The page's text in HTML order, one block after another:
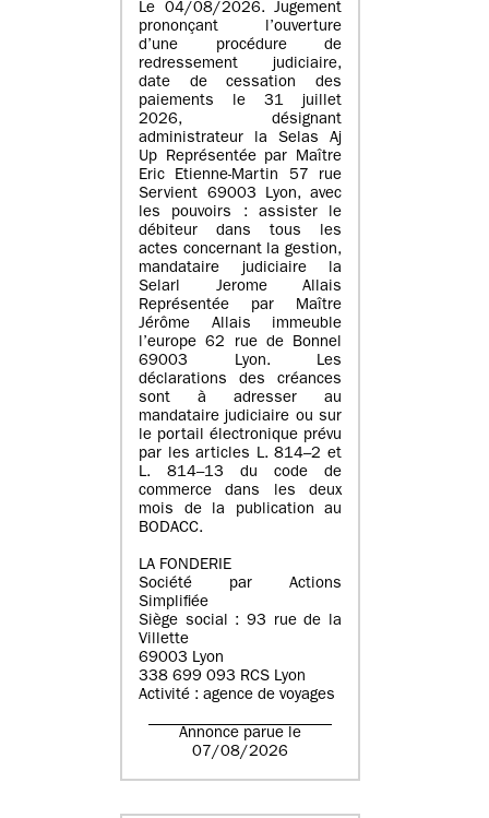
Le 04/08/2026. Jugement
prononçant l’ouverture
d’une procédure de
redressement judiciaire,
date de cessation des
paiements le 31 juillet
2026, désignant
administrateur la Selas Aj
Up Représentée par Maître
Eric Etienne-Martin 57 rue
Servient 69003 Lyon, avec
les pouvoirs : assister le
débiteur dans tous les
actes concernant la gestion,
mandataire judiciaire la
Selarl Jerome Allais
Représentée par Maître
Jérôme Allais immeuble
l’europe 62 rue de Bonnel
69003 Lyon. Les
déclarations des créances
sont à adresser au
mandataire judiciaire ou sur
le portail électronique prévu
par les articles L. 814–2 et
L. 814–13 du code de
commerce dans les deux
mois de la publication au
BODACC.
LA FONDERIE
Société par Actions
Simplifiée
Siège social : 93 rue de la
Villette
69003 Lyon
338 699 093 RCS Lyon
Activité : agence de voyages
Annonce parue le
07/08/2026